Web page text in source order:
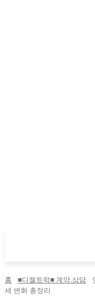
홈 ■디젤트럭■ 계약.상담
세 변화 총정리